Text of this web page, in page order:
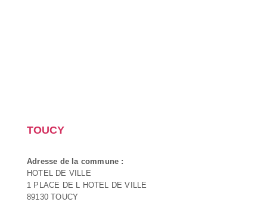
TOUCY
Adresse de la commune :
HOTEL DE VILLE
1 PLACE DE L HOTEL DE VILLE
89130 TOUCY